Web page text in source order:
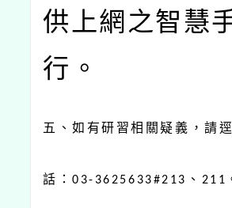
供上網之智慧
行。
五、如有研習相關疑義，請
話：03-3625633#213 、 211